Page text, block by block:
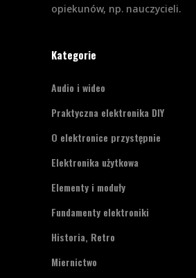
opiekunów, np. nauczycieli.
Kategorie
Audio i wideo
Praktyczna elektronika DIY
O elektronice przystępnie
Elektronika użytkowa
Elementy i moduły
Fundamenty elektroniki
Historia, Retro
Miernictwo